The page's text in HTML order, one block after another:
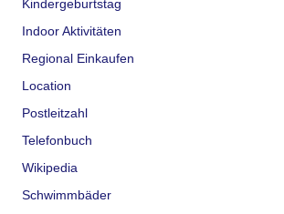
Kindergeburtstag
Indoor Aktivitäten
Regional Einkaufen
Location
Postleitzahl
Telefonbuch
Wikipedia
Schwimmbäder